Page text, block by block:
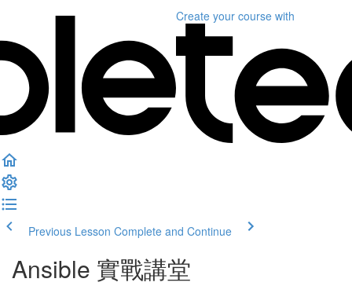
Create your course with
Previous Lesson Complete and Continue
Ansible 實戰講堂